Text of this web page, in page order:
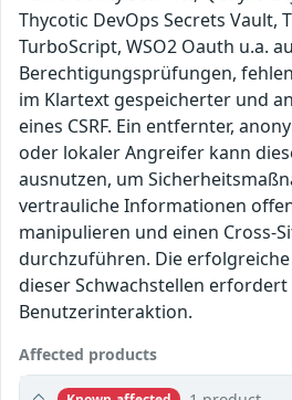
Thycotic DevOps Secrets Vault,
TurboScript, WSO2 Oauth u.a.
Berechtigungsprüfungen,
im Klartext gespeicherter und
eines CSRF. Ein entfernter,
oder lokaler Angreifer kann
ausnutzen, um
vertrauliche Informationen
manipulieren und einen Cross-
durchzuführen. Die
dieser Schwachstellen erfordert
Benutzerinteraktion.
Affected products